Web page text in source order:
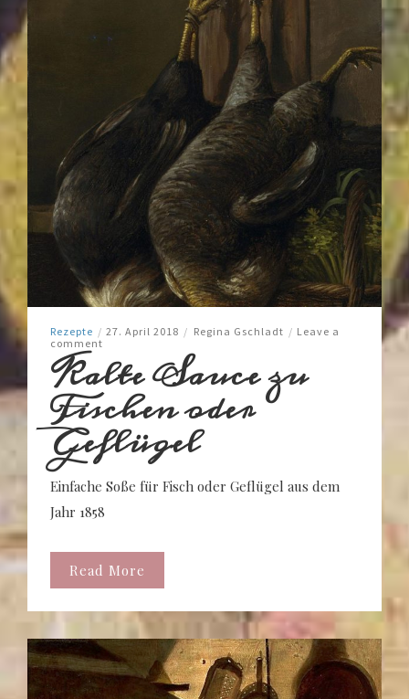
Rezepte / 27. April 2018 / Regina Gschladt / Leave a
comment
Kalte Sauce zu
Fischen oder
Geflügel
Einfache Soße für Fisch oder Geflügel aus dem
Jahr 1858
Read More